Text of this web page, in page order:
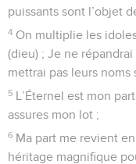
puissants sont l’objet
4 On multiplie les
(dieu) ; Je ne
mettrai pas leurs noms
5 L’Éternel est mon
assures mon lot ;
6 Ma part me revient
héritage magnifique